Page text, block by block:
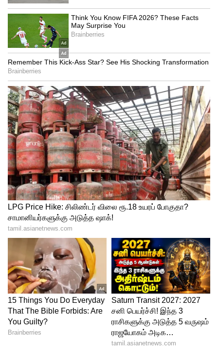
இன்ஃபோடைன்மென்ட் நிறுவனம் அந்த
திரைப்படத்தை தயாரிக்க வாய்ப்புகள்
இருப்பதாகவும் கூறப்படுகிறது.
4
Vetrimaaran